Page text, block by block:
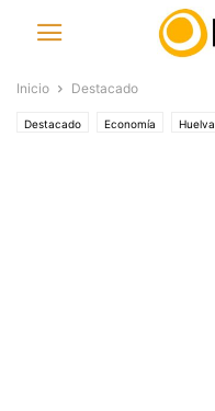
Inicio Destacado
Destacado Economía Huelva